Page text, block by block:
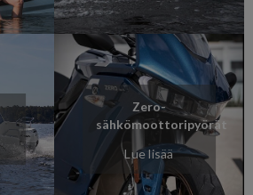
Zero-
sähkömoottoripyörät
Lue lisää